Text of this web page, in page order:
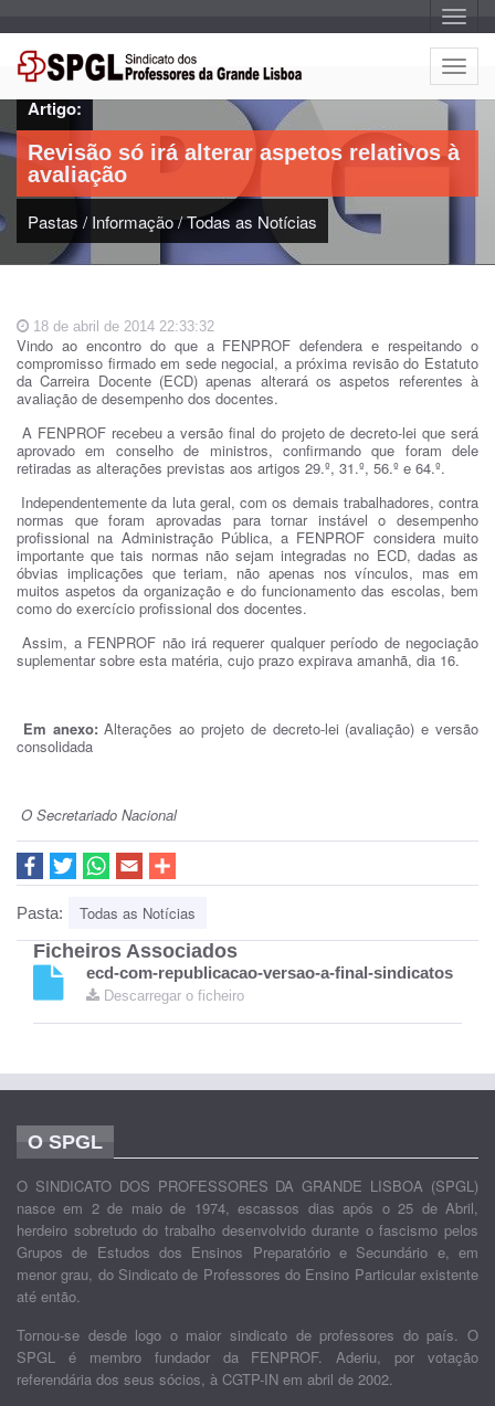
A
l
t
e
r
a
a
g
o
A
l
t
e
r
a
a
a
ç
Artigo:
Revisão só irá alterar aspetos relativos à
avaliação
Pastas / Informação/Todas as Notícias
18 de abril de 2014 22:33:32
Vindo ao encontro do que a FENPROF defendera e respeitando o
compromisso firmado em sede negocial, a próxima revisão do Estatuto
da Carreira Docente (ECD) apenas alterará os aspetos referentes à
avaliação de desempenho dos docentes.
A FENPROF recebeu a versão final do projeto de decreto-lei que será
aprovado em conselho de ministros, confirmando que foram dele
retiradas as alterações previstas aos artigos 29.º, 31.º, 56.º e 64.º.
Independentemente da luta geral, com os demais trabalhadores, contra
normas que foram aprovadas para tornar instável o desempenho
profissional na Administração Pública, a FENPROF considera muito
importante que tais normas não sejam integradas no ECD, dadas as
óbvias implicações que teriam, não apenas nos vínculos, mas em
muitos aspetos da organização e do funcionamento das escolas, bem
como do exercício profissional dos docentes.
Assim, a FENPROF não irá requerer qualquer período de negociação
suplementar sobre esta matéria, cujo prazo expirava amanhã, dia 16.
Em anexo: Alterações ao projeto de decreto-lei (avaliação) e versão
consolidada
O Secretariado Nacional
Pasta: Todas as Notícias
Ficheiros Associados
ecd-com-republicacao-versao-a-final-sindicatos
Descarregar o ficheiro
O SPGL
O SINDICATO DOS PROFESSORES DA GRANDE LISBOA (SPGL)
nasce em 2 de maio de 1974, escassos dias após o 25 de Abril,
herdeiro sobretudo do trabalho desenvolvido durante o fascismo pelos
Grupos de Estudos dos Ensinos Preparatório e Secundário e, em
menor grau, do Sindicato de Professores do Ensino Particular existente
até então.
Tornou-se desde logo o maior sindicato de professores do país. O
SPGL é membro fundador da FENPROF. Aderiu, por votação
referendária dos seus sócios, à CGTP-IN em abril de 2002.